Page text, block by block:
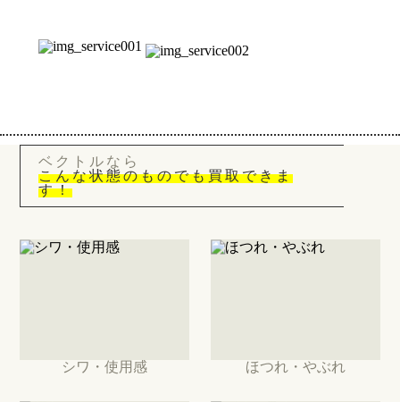
ベクトルなら
こんな状態のものでも買取できま
す！
シワ・使用感 ほつれ・やぶれ